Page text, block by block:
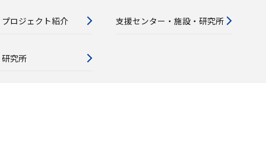
ロジェクト紹介 支援センター・施設・研究所
究所